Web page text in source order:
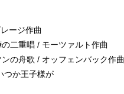
ージ作曲
二重唱 / モーツァルト作曲
の舟歌 / オッフェンバック作曲
つか王子様が